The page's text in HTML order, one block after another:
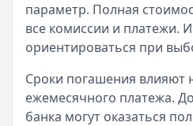
параметр. Полная
все комиссии и платежи.
ориентироваться при
Сроки погашения влияют
ежемесячного платежа.
банка могут оказаться